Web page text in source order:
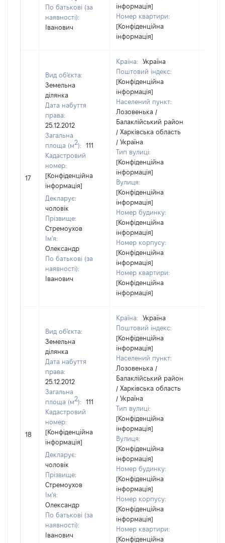
По батькові (за
наявності):
Іванович
інформація]
Номер квартири:
[Конфіденційна
інформація]
17
Вид об'єкта:
Земельна
ділянка
Дата набуття
права:
25.12.2012
Загальна
площа (м2):
111
Кадастровий
номер:
[Конфіденційна
інформація]
Декларує:
чоловік
Прізвище:
Стремоухов
Ім'я:
Олександр
По батькові (за
наявності):
Іванович
Країна:
Україна
Поштовий індекс:
[Конфіденційна
інформація]
Населений пункт:
Лозовенька /
Балаклійський район
/ Харківська область
/ Україна
Тип вулиці:
[Конфіденційна
інформація]
Вулиця:
[Конфіденційна
інформація]
Номер будинку:
[Конфіденційна
інформація]
Номер корпусу:
[Конфіденційна
інформація]
Номер квартири:
[Конфіденційна
інформація]
18
Вид об'єкта:
Земельна
ділянка
Дата набуття
права:
25.12.2012
Загальна
площа (м2):
111
Кадастровий
номер:
[Конфіденційна
інформація]
Декларує:
чоловік
Прізвище:
Стремоухов
Ім'я:
Олександр
По батькові (за
наявності):
Іванович
Країна:
Україна
Поштовий індекс:
[Конфіденційна
інформація]
Населений пункт:
Лозовенька /
Балаклійський район
/ Харківська область
/ Україна
Тип вулиці:
[Конфіденційна
інформація]
Вулиця:
[Конфіденційна
інформація]
Номер будинку:
[Конфіденційна
інформація]
Номер корпусу:
[Конфіденційна
інформація]
Номер квартири:
[Конфіденційна